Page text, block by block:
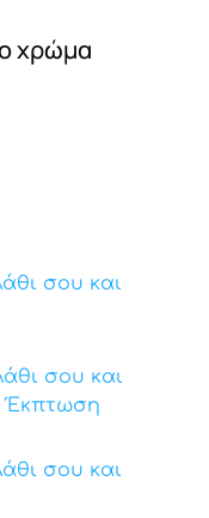
χρώμα
σου και
σου και
Έκπτωση
σου και